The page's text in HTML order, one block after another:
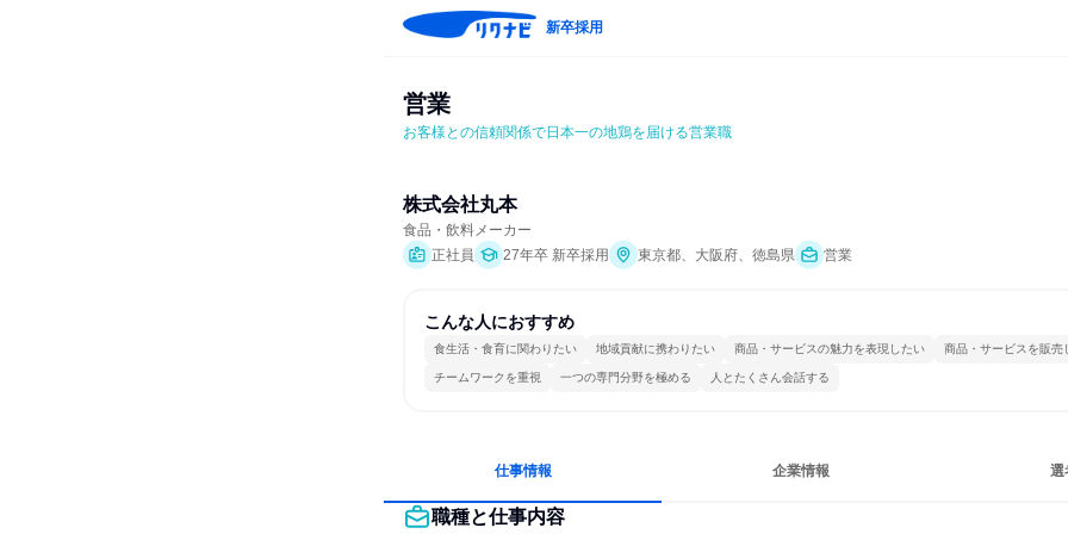
新卒採用
営業
お客様との信頼関係で日本一の地鶏を届ける営業職
株式会社丸本
食品・飲料メーカー
正社員
27年卒 新卒採用 東京都、大阪府、徳島県 営業
こんな人におすすめ
食生活・食育に関わりたい 地域貢献に携わりたい 商品・サービスの魅力を表現したい 商品・サービスを販売
チームワークを重視 一つの専門分野を極める 人とたくさん会話する
仕事情報 企業情報 選
職種と仕事内容